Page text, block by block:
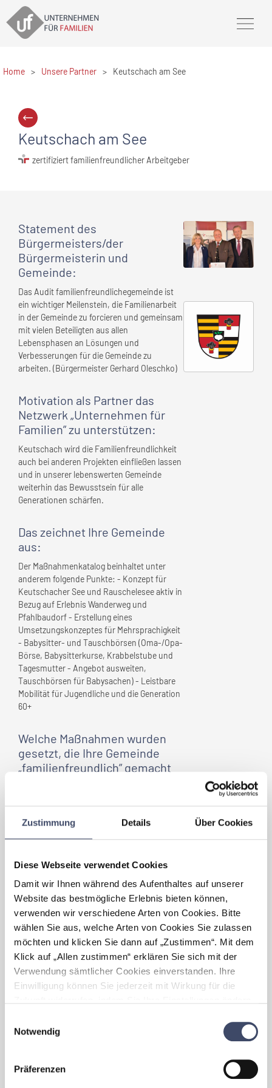
Zustimmung Details Über Cookies
Diese Webseite verwendet Cookies
Damit wir Ihnen während des Aufenthaltes auf unserer
Website das bestmögliche Erlebnis bieten können,
verwenden wir verschiedene Arten von Cookies. Bitte
wählen Sie aus, welche Arten von Cookies Sie zulassen
möchten und klicken Sie dann auf „Zustimmen“. Mit dem
Klick auf „Allen zustimmen“ erklären Sie sich mit der
Verwendung sämtlicher Cookies einverstanden. Ihre
Einwilligung können Sie jederzeit mit Wirkung für die
https://www.unternehmen-fuer-familien.at/cookie-
Notwendig
Präferenzen
Home > Unsere Partner > Keutschach am See
Keutschach am See
zertifiziert familienfreundlicher Arbeitgeber
Statement des
Bürgermeisters/der
Bürgermeisterin und
Gemeinde:
Das Audit familienfreundlichegemeinde ist
ein wichtiger Meilenstein, die Familienarbeit
in der Gemeinde zu forcieren und gemeinsam
mit vielen Beteiligten aus allen
Lebensphasen an Lösungen und
Verbesserungen für die Gemeinde zu
arbeiten. (Bürgermeister Gerhard Oleschko)
Motivation als Partner das
Netzwerk „Unternehmen für
Familien” zu unterstützen:
Keutschach wird die Familienfreundlichkeit
auch bei anderen Projekten einfließen lassen
und in unserer lebenswerten Gemeinde
weiterhin das Bewusstsein für alle
Generationen schärfen.
Das zeichnet Ihre Gemeinde
aus:
Der Maßnahmenkatalog beinhaltet unter
anderem folgende Punkte: - Konzept für
Keutschacher See und Rauschelesee aktiv in
Bezug auf Erlebnis Wanderweg und
Pfahlbaudorf - Erstellung eines
Umsetzungskonzeptes für Mehrsprachigkeit
- Babysitter- und Tauschbörsen (Oma-/Opa-
Börse, Babysitterkurse, Krabbelstube und
Tagesmutter - Angebot ausweiten,
Tauschbörsen für Babysachen) - Leistbare
Mobilität für Jugendliche und die Generation
60+
Welche Maßnahmen wurden
gesetzt, die Ihre Gemeinde
„familienfreundlich” gemacht
Broschüre Keutschach A-Z) - Unterstützung
bei Konzipierung und Organisation von
Betreuungsangeboten
Welche Vorteile haben sich für
Ihre Gemeindedurch
„Familienfreundlichkeit”
ergeben?
Die Projektgruppe, in der alle Generationen
vertreten sind, hat mit viel Engagement den
Projektverlauf mit gestaltet und sehr viel an
interessante Vorschläge für Familien